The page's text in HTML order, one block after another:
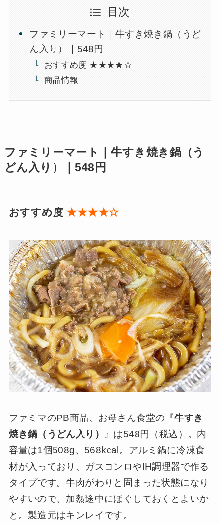
目次
ファミリーマート｜牛すき焼き鍋（うど
ん入り）｜548円
おすすめ度 ★★★★☆
商品情報
ファミリーマート｜牛すき焼き鍋（う
どん入り）｜548円
おすすめ度★★★★☆
ファミマのPB商品、お母さん食堂の『牛すき
焼き鍋（うどん入り）
』は548円（税込）。内
容量は1個508g、568kcal。アルミ鍋に冷凍食
材が入っており、ガスコンロやIH調理器で作る
タイプです。牛肉がわりと固まった状態になり
やすいので、加熱途中にほぐしておくとよいか
と。製造元はキンレイです。